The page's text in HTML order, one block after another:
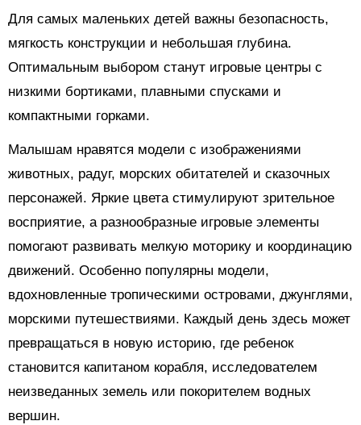
Для самых маленьких детей важны безопасность,
мягкость конструкции и небольшая глубина.
Оптимальным выбором станут игровые центры с
низкими бортиками, плавными спусками и
компактными горками.
Малышам нравятся модели с изображениями
животных, радуг, морских обитателей и сказочных
персонажей. Яркие цвета стимулируют зрительное
восприятие, а разнообразные игровые элементы
помогают развивать мелкую моторику и координацию
движений. Особенно популярны модели,
вдохновленные тропическими островами, джунглями,
морскими путешествиями. Каждый день здесь может
превращаться в новую историю, где ребенок
становится капитаном корабля, исследователем
неизведанных земель или покорителем водных
вершин.